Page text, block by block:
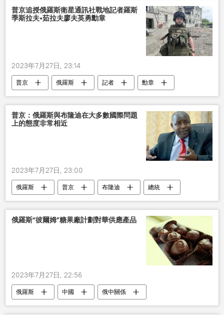
普京追授俄羅斯衛星通訊社戰地記者羅斯
季斯拉夫•茹拉夫廖夫英勇勳章
2023年7月27日, 23:14
普京 俄羅斯 記者 勳章
普京：俄羅斯與布隆迪在大多數國際問題
上的態度非常相近
2023年7月27日, 23:00
俄羅斯 普京 布隆迪
總統
會面
俄羅斯“彼爾姆”糖果廠計劃對華供應產品
2023年7月27日, 22:56
俄羅斯 中國 俄中關係